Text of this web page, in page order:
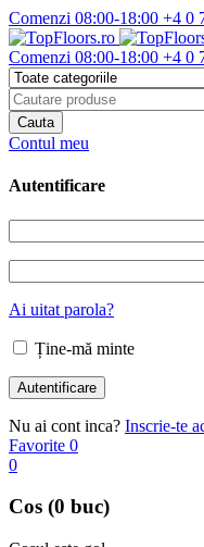
Comenzi 08:00-18:00 +4 0
Comenzi 08:00-18:00 +4 0
Contul meu
Autentificare
Ai uitat parola?
Ține-mă minte
Nu ai cont inca? Inscrie-te
Favorite 0
0
Cos (0 buc)